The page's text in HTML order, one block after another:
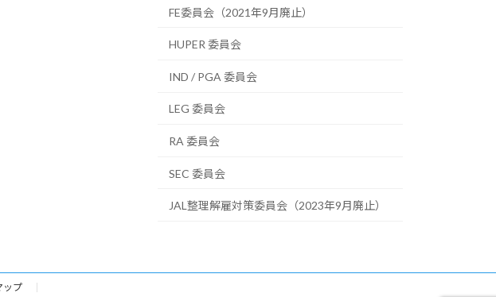
FE委員会（2021年9月廃止）
HUPER 委員会
IND / PGA 委員会
LEG 委員会
RA 委員会
SEC 委員会
JAL整理解雇対策委員会（2023年9月廃止）
ップ